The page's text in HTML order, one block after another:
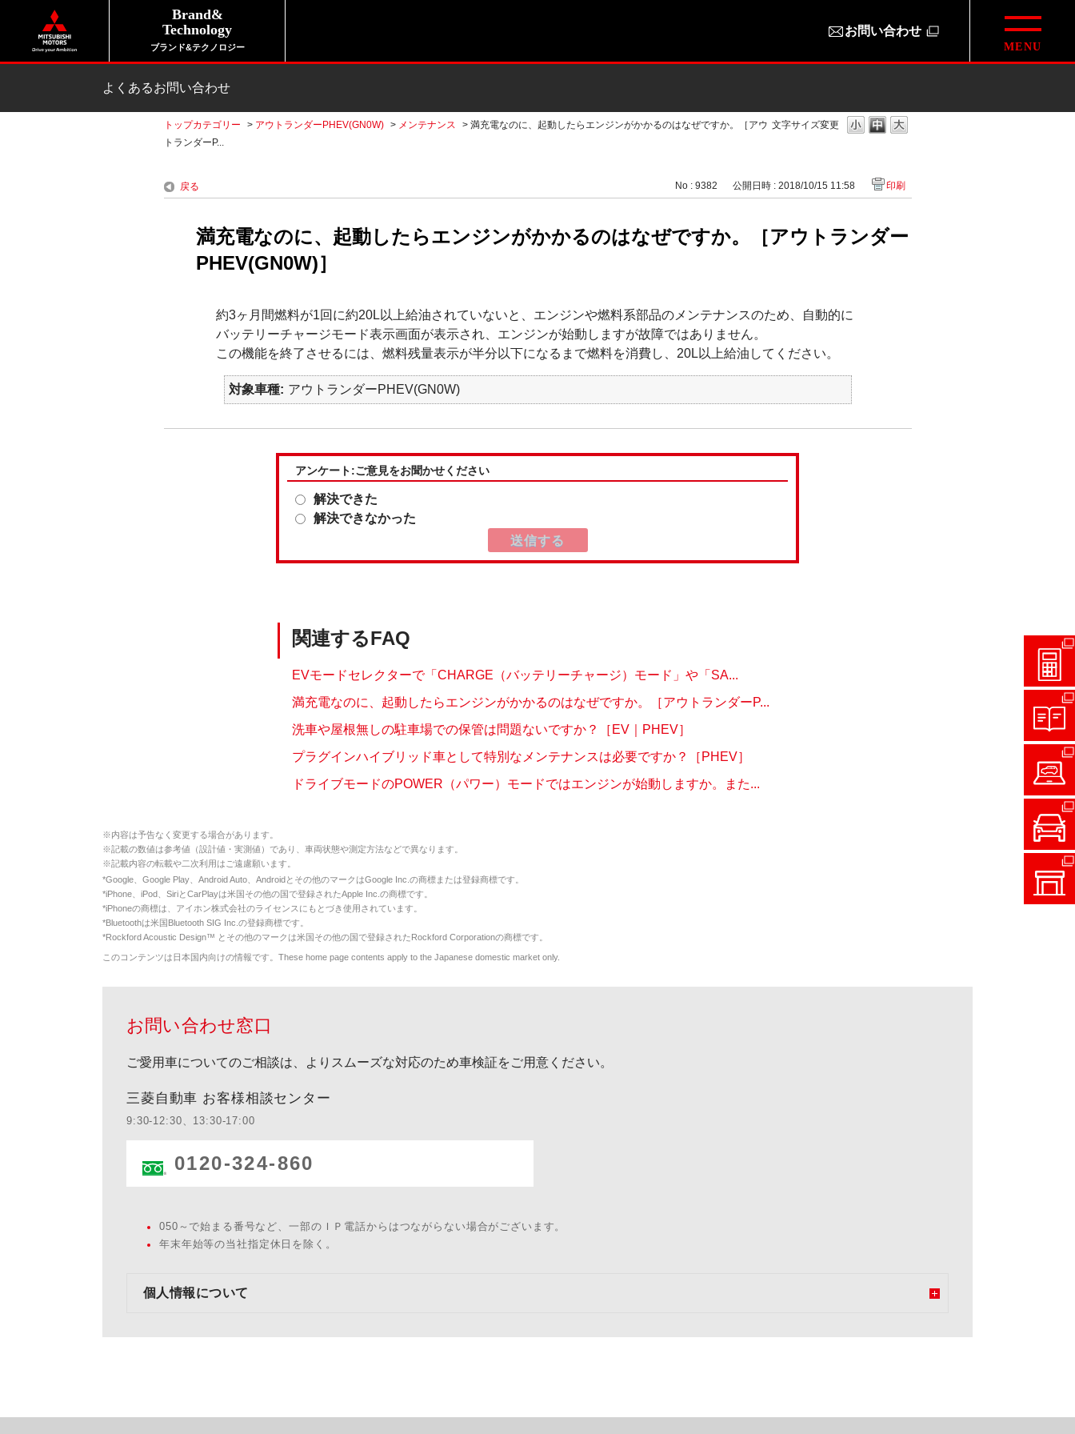
Brand&
Technology
ブランド&テクノロジー
お問い合わせ
よくあるお問い合わせ
文字サイズ変更
トップカテゴリー > アウトランダーPHEV(GN0W) > メンテナンス > 満充電なのに、起動したらエンジンがかかるのはなぜですか。［アウ
トランダーP...
戻る No : 9382 公開日時 : 2018/10/15 11:58 印刷
満充電なのに、起動したらエンジンがかかるのはなぜですか。［アウトランダー
PHEV(GN0W)］
約3ヶ月間燃料が1回に約20L以上給油されていないと、エンジンや燃料系部品のメンテナンスのため、自動的に
バッテリーチャージモード表示画面が表示され、エンジンが始動しますが故障ではありません。
この機能を終了させるには、燃料残量表示が半分以下になるまで燃料を消費し、20L以上給油してください。
対象車種 アウトランダーPHEV(GN0W)
アンケート:ご意見をお聞かせください
解決できた
解決できなかった
関連するFAQ
EVモードセレクターで「CHARGE（バッテリーチャージ）モード」や「SA...
満充電なのに、起動したらエンジンがかかるのはなぜですか。［アウトランダーP...
洗車や屋根無しの駐車場での保管は問題ないですか？［EV｜PHEV］
プラグインハイブリッド車として特別なメンテナンスは必要ですか？［PHEV］
ドライブモードのPOWER（パワー）モードではエンジンが始動しますか。また...
※内容は予告なく変更する場合があります。
※記載の数値は参考値（設計値・実測値）であり、車両状態や測定方法などで異なります。
※記載内容の転載や二次利用はご遠慮願います。
*Google、Google Play、Android Auto、Androidとその他のマークはGoogle Inc.の商標または登録商標です。
*iPhone、iPod、SiriとCarPlayは米国その他の国で登録されたApple Inc.の商標です。
*iPhoneの商標は、アイホン株式会社のライセンスにもとづき使用されています。
*Bluetoothは米国Bluetooth SIG Inc.の登録商標です。
*Rockford Acoustic Design™ とその他のマークは米国その他の国で登録されたRockford Corporationの商標です。
このコンテンツは日本国内向けの情報です。These home page contents apply to the Japanese domestic market only.
お問い合わせ窓口
ご愛用車についてのご相談は、よりスムーズな対応のため車検証をご用意ください。
三菱自動車 お客様相談センター
9:30-12:30、13:30-17:00
0120-324-860
050～で始まる番号など、一部のＩＰ電話からはつながらない場合がございます。
年末年始等の当社指定休日を除く。
個人情報について